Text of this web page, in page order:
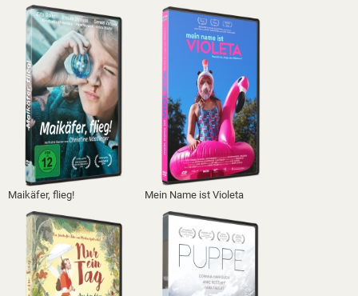
Maikäfer, flieg! Mein Name ist Violeta